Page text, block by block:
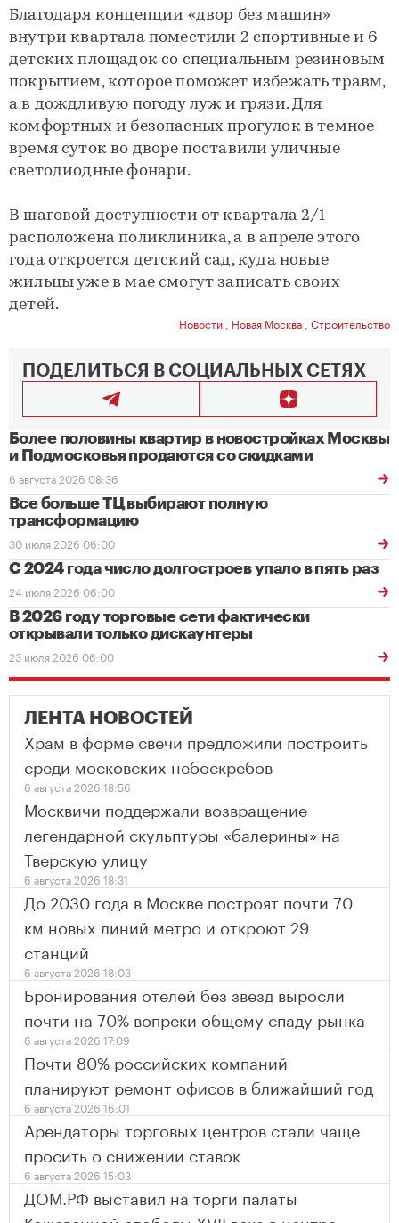
Благодаря концепции «двор без машин»
внутри квартала поместили 2 спортивные и 6
детских площадок со специальным резиновым
покрытием, которое поможет избежать травм,
а в дождливую погоду луж и грязи. Для
комфортных и безопасных прогулок в темное
время суток во дворе поставили уличные
светодиодные фонари.
В шаговой доступности от квартала 2/1
расположена поликлиника, а в апреле этого
года откроется детский сад, куда новые
жильцы уже в мае смогут записать своих
детей.
Новости Новая Москва Строительство
ПОДЕЛИТЬСЯ В СОЦИАЛЬНЫХ СЕТЯХ
Более половины квартир в новостройках Москвы
и Подмосковья продаются со скидками
6 августа 2026 08:36
Все больше ТЦ выбирают полную
трансформацию
30 июля 2026 06:00
С 2024 года число долгостроев упало в пять раз
24 июля 2026 06:00
В 2026 году торговые сети фактически
открывали только дискаунтеры
23 июля 2026 06:00
ЛЕНТА НОВОСТЕЙ
Храм в форме свечи предложили построить
среди московских небоскребов
6 августа 2026 18:56
Москвичи поддержали возвращение
легендарной скульптуры «балерины» на
Тверскую улицу
6 августа 2026 18:31
До 2030 года в Москве построят почти 70
км новых линий метро и откроют 29
станций
6 августа 2026 18:03
Бронирования отелей без звезд выросли
почти на 70% вопреки общему спаду рынка
6 августа 2026 17:09
Почти 80% российских компаний
планируют ремонт офисов в ближайший год
6 августа 2026 16:01
Арендаторы торговых центров стали чаще
просить о снижении ставок
6 августа 2026 15:03
ДОМ.РФ выставил на торги палаты